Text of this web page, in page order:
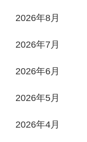
2026年8月
2026年7月
2026年6月
2026年5月
2026年4月